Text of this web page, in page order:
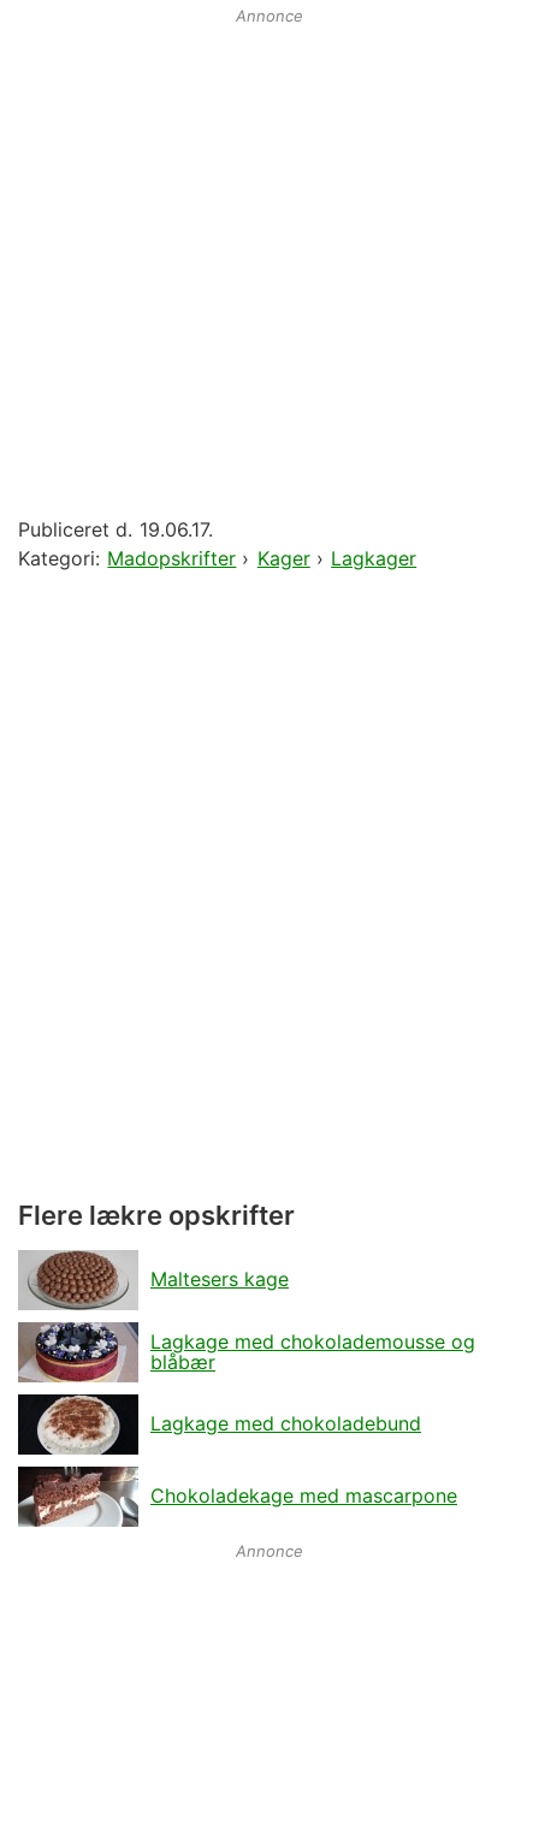
Annonce
Publiceret d. 19.06.17.
Kategori: Madopskrifter › Kager› Lagkager
Flere lækre opskrifter
Maltesers kage
Lagkage med chokolademousse og
blåbær
Lagkage med chokoladebund
Chokoladekage med mascarpone
Annonce